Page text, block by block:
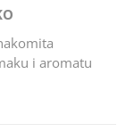
i aromatu